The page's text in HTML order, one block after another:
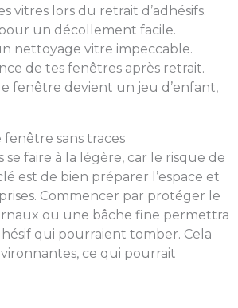
vitres lors du retrait d’adhésifs.
un décollement facile.
nettoyage vitre impeccable.
de tes fenêtres après retrait.
fenêtre devient un jeu d’enfant,
sans traces
faire à la légère, car le risque de
est de bien préparer l’espace et
Commencer par protéger le
ou une bâche fine permettra
qui pourraient tomber. Cela
ce qui pourrait